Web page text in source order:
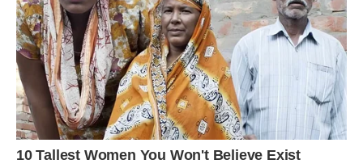
— Мамо, це я, — спробувала я сказати, але голос
здригнувся.
— Я знаю, хто ви, — відповіла вона і відвернулася до вікна.
— Ви сусіди з третього поверху. Дякую за турботу, але я
сама впораюся.